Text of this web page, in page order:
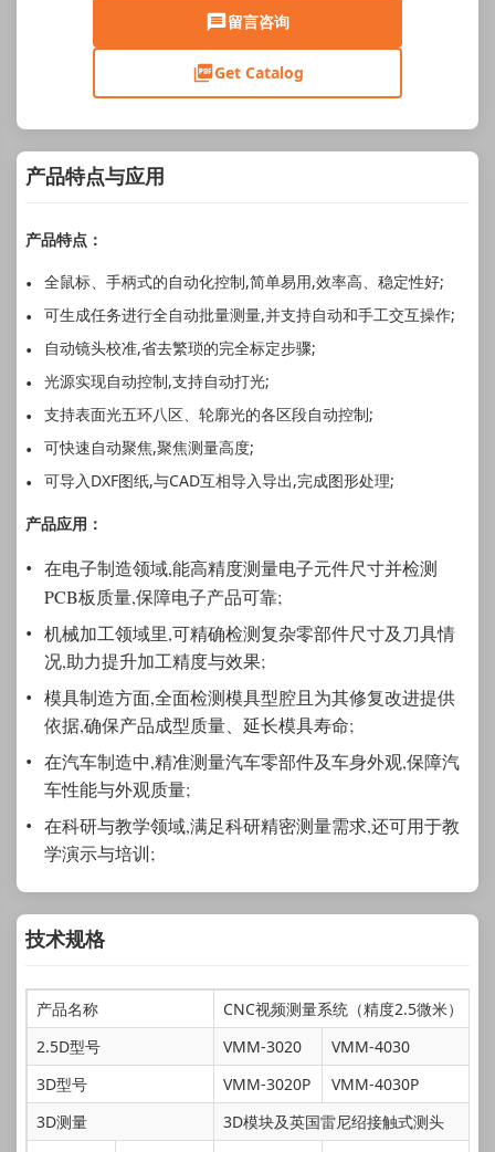
留言咨询
Get Catalog
产品特点与应用
产品特点：
全鼠标、手柄式的自动化控制,简单易用,效率高、稳定性好;
可生成任务进行全自动批量测量,并支持自动和手工交互操作;
自动镜头校准,省去繁琐的完全标定步骤;
光源实现自动控制,支持自动打光;
支持表面光五环八区、轮廓光的各区段自动控制;
可快速自动聚焦,聚焦测量高度;
可导入DXF图纸,与CAD互相导入导出,完成图形处理;
产品应用：
在电子制造领域,能高精度测量电子元件尺寸并检测
PCB板质量,保障电子产品可靠;
机械加工领域里,可精确检测复杂零部件尺寸及刀具情
况,助力提升加工精度与效果;
模具制造方面,全面检测模具型腔且为其修复改进提供
依据,确保产品成型质量、延长模具寿命;
在汽车制造中,精准测量汽车零部件及车身外观,保障汽
车性能与外观质量;
在科研与教学领域,满足科研精密测量需求,还可用于教
学演示与培训;
技术规格
产品名称
CNC视频测量系统（精度2.5微米）
2.5D型号
VMM-3020
VMM-4030
3D型号
VMM-3020P
VMM-4030P
3D测量
3D模块及英国雷尼绍接触式测头